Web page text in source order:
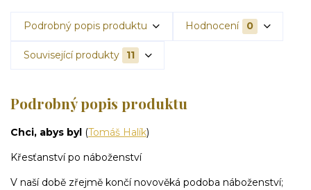
Podrobný popis produktu Hodnocení 0
Související produkty 11
Podrobný popis produktu
Chci, abys byl (Tomáš Halík)
Křesťanství po náboženství
V naší době zřejmě končí novověká podoba náboženství;